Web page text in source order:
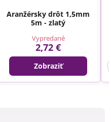
Aranžérsky drôt 1,5mm
5m - zlatý
Vypredané
2,72 €
Zobraziť